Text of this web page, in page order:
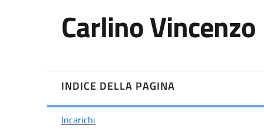
Carlino Vincenzo
INDICE DELLA PAGINA
Incarichi